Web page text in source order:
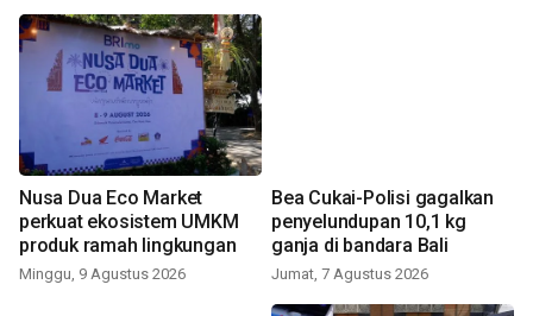
Nusa Dua Eco Market
perkuat ekosistem UMKM
produk ramah lingkungan
Minggu, 9 Agustus 2026
Bea Cukai-Polisi gagalkan
penyelundupan 10,1 kg
ganja di bandara Bali
Jumat, 7 Agustus 2026